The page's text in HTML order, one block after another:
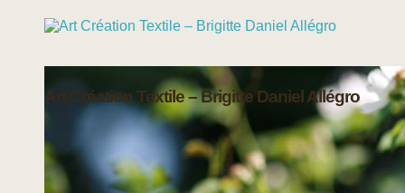
Art Création Textile – Brigitte Daniel Allégro